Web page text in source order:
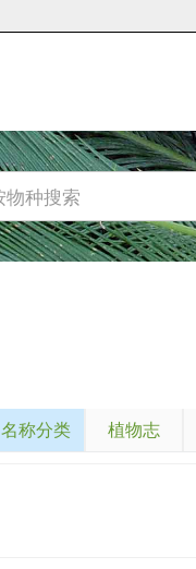
名称分类 植物志